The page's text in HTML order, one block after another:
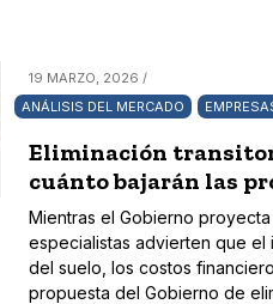
19 MARZO, 2026 /
ANÁLISIS DEL MERCADO
Eliminación
cuánto bajarán las
Mientras el Gobierno
especialistas advierten que
del suelo, los costos
propuesta del Gobierno de